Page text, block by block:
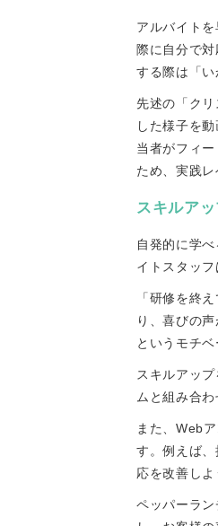
アルバイト
際に自分で
する際は「い
先述の「ク
した様子を
当者がフィ
ため、実践
スキルア
自発的に学
イトスタッフ
「研修を終
り、喜びの
というモチ
スキルアッ
ムと組み合
また、Web
す。例えば
応を改善しよ
ペッパーラ